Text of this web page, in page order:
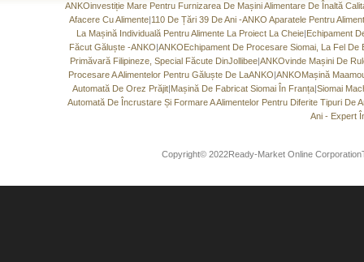
ANKOinvestiție Mare Pentru Furnizarea De Mașini Alimentare De Înaltă
Afacere Cu Alimente|110 De Țări 39 De Ani -ANKO Aparatele Pentru
La Mașină Individuală Pentru Alimente La Proiect La Cheie|Echipament
Făcut Găluște -ANKO|ANKOEchipament De Procesare Siomai, La Fel De
Primăvară Filipineze, Special Făcute DinJollibee|ANKOvinde Mașini De
Procesare A Alimentelor Pentru Găluște De LaANKO|ANKOMașină
Automată De Orez Prăjit|Mașină De Fabricat Siomai În Franța|Siomai
Automată De Încrustare Și Formare A Alimentelor Pentru Diferite Tipuri De
Ani - Expert
Copyright© 2022Ready-Market Online